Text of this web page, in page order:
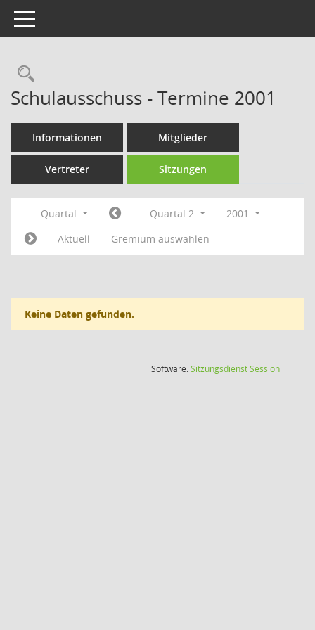
Toggle navigation
Rechercheauswahl
Schulausschuss - Termine 2001
Informationen Mitglieder
Vertreter Sitzungen
Quartal Quartal 2
2001
Aktuell
Gremium auswählen
Keine Daten gefunden.
Software:SitzungsdienstSession(Wird in